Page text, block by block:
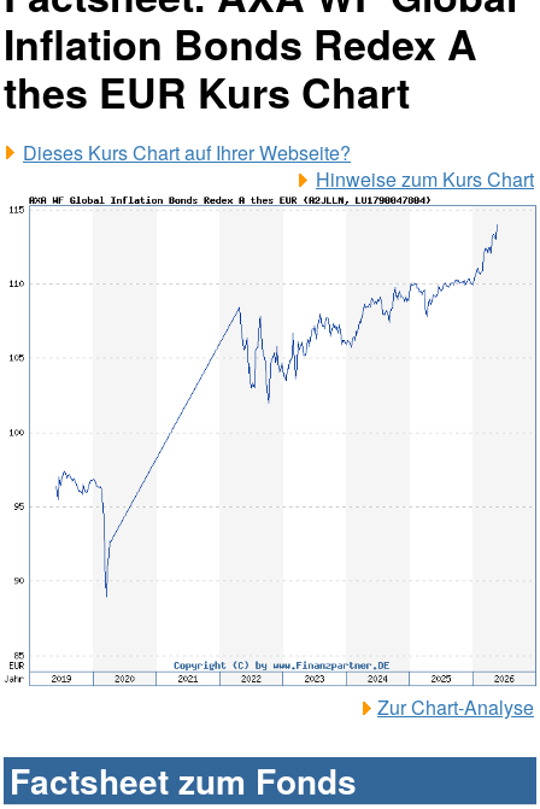
Inflation Bonds Redex A
thes EUR Kurs Chart
Dieses Kurs Chart auf Ihrer Webseite?
Hinweise zum Kurs Chart
Zur Chart-Analyse
Factsheet zum Fonds